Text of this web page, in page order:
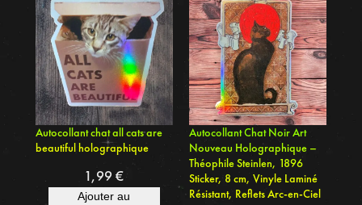
r
a
p
h
i
q
u
e
Autocollant chat all cats are
beautiful holographique
1,99€
Ajouter au
Autocollant Chat Noir Art
Nouveau Holographique –
Théophile Steinlen, 1896
Sticker, 8 cm, Vinyle Laminé
Résistant, Reflets Arc-en-Ciel